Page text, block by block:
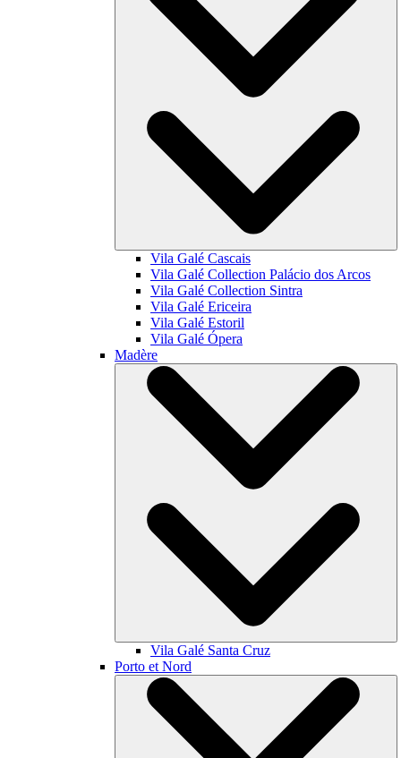
Vila Galé Cascais
Vila Galé Collection Palácio dos Arcos
Vila Galé Collection Sintra
Vila Galé Ericeira
Vila Galé Estoril
Vila Galé Ópera
Madère
Vila Galé Santa Cruz
Porto et Nord